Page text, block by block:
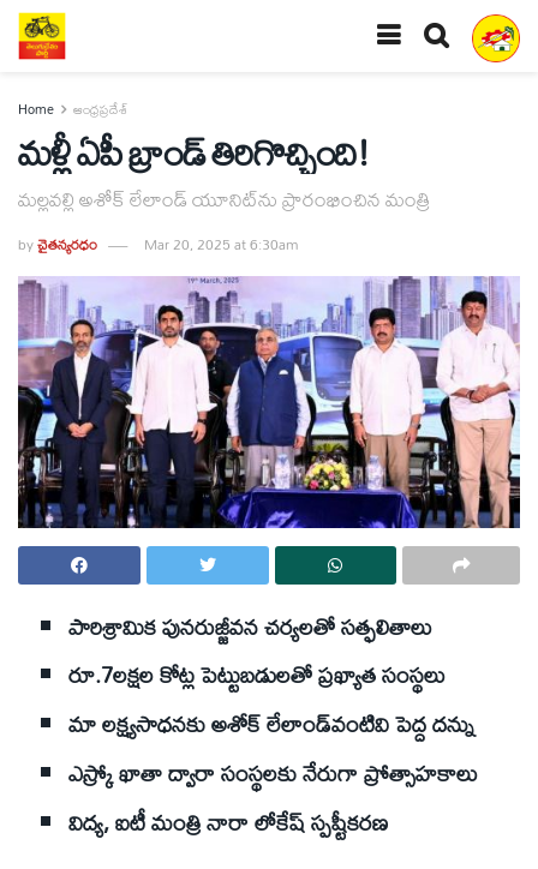
Home ఆంధ్రప్రదేశ్
మళ్లీ ఏపీ బ్రాండ్‌ తిరిగొచ్చింది!
మల్లవల్లి అశోక్‌ లేలాండ్‌ యూనిట్‌ను ప్రారంభించిన మంత్రి
byచైతన్యరధం Mar 20, 2025 at 6:30am
పారిశ్రామిక పునరుజ్జీవన చర్యలతో సత్ఫలితాలు
రూ.7లక్షల కోట్ల పెట్టుబడులతో ప్రఖ్యాత సంస్థలు
మా లక్ష్యసాధనకు అశోక్‌ లేలాండ్‌వంటివి పెద్ద దన్ను
ఎస్క్రో ఖాతా ద్వారా సంస్థలకు నేరుగా ప్రోత్సాహకాలు
విద్య, ఐటీ మంత్రి నారా లోకేష్‌ స్పష్టీకరణ